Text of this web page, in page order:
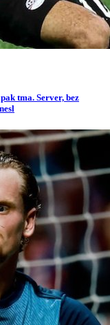
tma. Server, bez